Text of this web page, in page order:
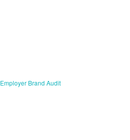
Employer Brand Audit